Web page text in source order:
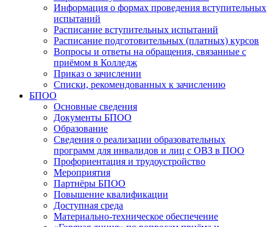
Информация о формах проведения вступительных
испытаний
Расписание вступительных испытаний
Расписание подготовительных (платных) курсов
Вопросы и ответы на обращения, связанные с
приёмом в Колледж
Приказ о зачислении
Списки, рекомендованных к зачислению
БПОО
Основные сведения
Документы БПОО
Образование
Сведения о реализации образовательных
программ для инвалидов и лиц с ОВЗ в ПОО
Профориентация и трудоустройство
Мероприятия
Партнёры БПОО
Повышение квалификации
Доступная среда
Материально-техническое обеспечение